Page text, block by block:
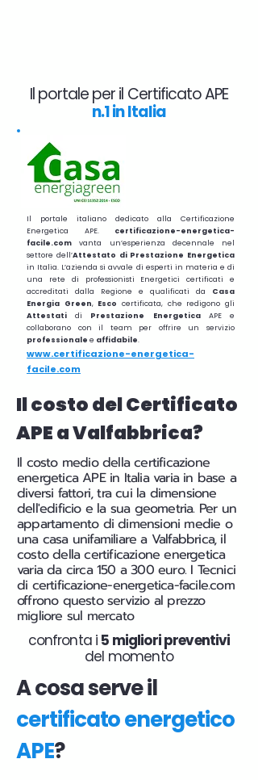
Il portale per il Certificato APE
n.1 in Italia
Il portale italiano dedicato alla Certificazione
Energetica APE. certificazione-energetica-
facile.com vanta un’esperienza decennale nel
settore dell’Attestato di Prestazione Energetica
in Italia. L’azienda si avvale di esperti in materia e di
una rete di professionisti Energetici certificati e
accreditati dalla Regione e qualificati da Casa
Energia Green, Escocertificata, che redigono gli
Attestatidi Prestazione EnergeticaAPE e
collaborano con il team per offrire un servizio
professionale e affidabile.
www.certificazione-energetica-
facile.com
Il costo del Certificato
APE a Valfabbrica?
Il costo medio della certificazione
energetica APE in Italia varia in base a
diversi fattori, tra cui la dimensione
dell'edificio e la sua geometria. Per un
appartamento di dimensioni medie o
una casa unifamiliare a Valfabbrica, il
costo della certificazione energetica
varia da circa 150 a 300 euro. I Tecnici
di certificazione-energetica-facile.com
offrono questo servizio al prezzo
migliore sul mercato
confronta i 5 migliori preventivi
del momento
A cosa serve il
certificato energetico
APE?